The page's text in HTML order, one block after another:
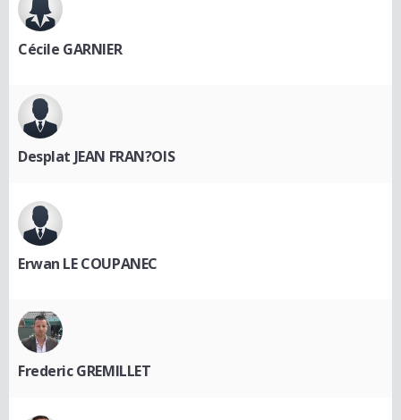
Cécile GARNIER
Desplat JEAN FRAN?OIS
Erwan LE COUPANEC
Frederic GREMILLET